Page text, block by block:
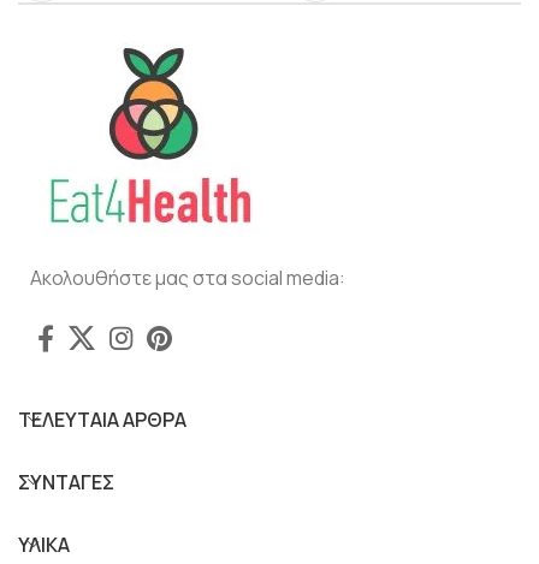
Ακολουθήστε μας στα social media:
ΤΕΛΕΥΤΑΙΑ ΑΡΘΡΑ
ΣΥΝΤΑΓΕΣ
ΥΛΙΚΑ